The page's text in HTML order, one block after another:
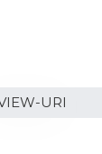
URI